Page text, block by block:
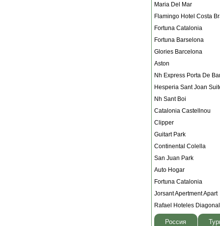
Maria Del Mar
Flamingo Hotel Costa
Fortuna Catalonia
Fortuna Barselona
Glories Barcelona
Aston
Nh Express Porta De
Hesperia Sant Joan
Nh Sant Boi
Catalonia Castellnou
Clipper
Guitart Park
Continental Colella
San Juan Park
Auto Hogar
Fortuna Catalonia
Jorsant Apertment
Rafael Hoteles
Россия